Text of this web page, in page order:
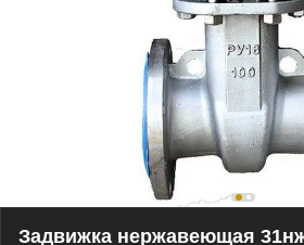
Задвижка нержавеющая